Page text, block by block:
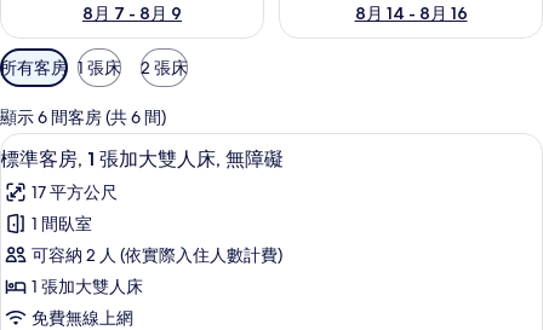
8月 7 - 8月 9
8月 14 - 8月 16
可
用
的
客
房
篩
選
條
所有客房 1 張床 2 張床
顯示 6 間客房 (共 6 間)
顯
示
標
準
客
房,
客房內保險箱、書桌、遮光布/窗簾、
5
標準客房, 1 張加大雙人床, 無障礙
17 平方公尺
1 間臥室
可容納 2 人 (依實際入住人數計費)
1 張加大雙人床
免費無線上網